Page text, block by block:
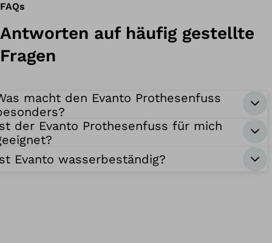
FAQs
Antworten auf häufig gestellte
Fragen
macht den Evanto Prothesenfuss
der Evanto Prothesenfuss für mich
Evanto wasserbeständig?